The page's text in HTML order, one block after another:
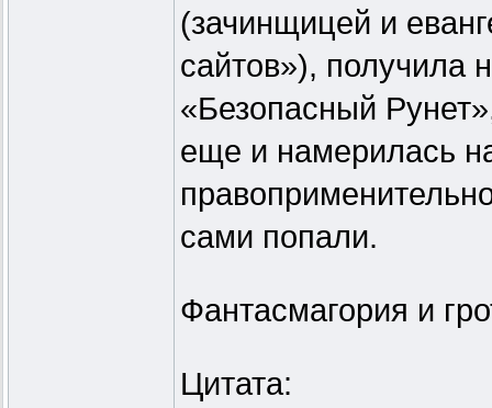
(зачинщицей и
сайтов»), получила
«Безопасный
еще и намерилась
сами попали.
Фантасмагория и
Цитата: